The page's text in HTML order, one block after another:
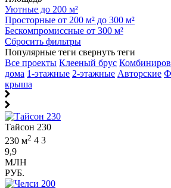
Уютные до 200 м²
Просторные от 200 м² до 300 м²
Бескомпромиссные от 300 м²
Сбросить фильтры
Популярные теги свернуть теги
Все проекты Клееный брус
дома 1-этажные 2-этажные Авторские
крыша
Тайсон 230
230 м2 4 3
9,9
МЛН
РУБ.